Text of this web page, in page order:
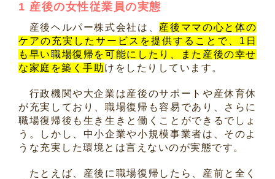
1 産後の女性従業員の実態
産後ヘルパー株式会社は、 産後ママの心と体の
ケアの充実したサービスを提供することで、1日
も早い職場復帰を可能にしたり、また産後の幸せ
な家庭を築く手助けをしたりしています。
行政機関や大企業は産後のサポートや産休育休
が充実しており、職場復帰も容易であり、さらに
職場復帰後も生き生きと働くことができるでしょ
う。しかし、中小企業や小規模事業者は、そのよ
うな充実した環境とは言えないのが実態です。
たとえば、産後に職場復帰したら、産前と全く